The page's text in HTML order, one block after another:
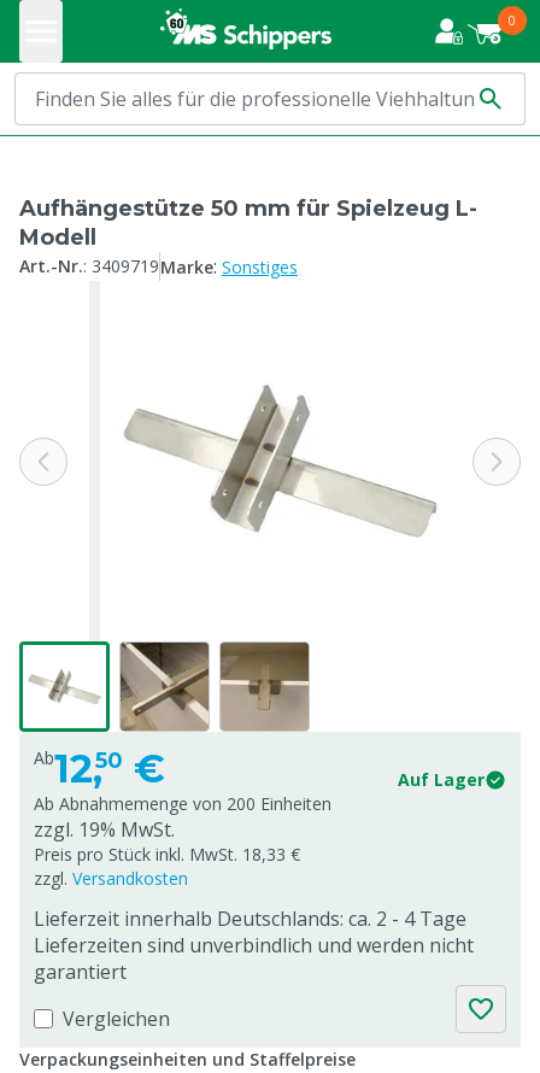
0
Aufhängestütze 50 mm für Spielzeug L-
Modell
Art.-Nr.: 3409719Marke: Sonstiges
Ab12,50 €
Auf Lager
Ab Abnahmemenge von 200 Einheiten
zzgl. 19% MwSt.
Preis pro Stück inkl. MwSt. 18,33 €
zzgl. Versandkosten
Lieferzeit innerhalb Deutschlands: ca. 2 - 4 Tage
Lieferzeiten sind unverbindlich und werden nicht
garantiert
Vergleichen
Verpackungseinheiten und Staffelpreise